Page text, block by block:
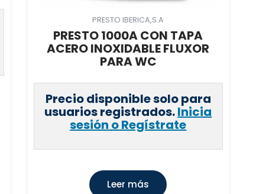
PRESTO IBERICA,S.A
PRESTO 1000A CON TAPA
ACERO INOXIDABLE FLUXOR
PARA WC
Precio disponible solo para
usuarios registrados.Inicia
sesión o Regístrate
Leer más